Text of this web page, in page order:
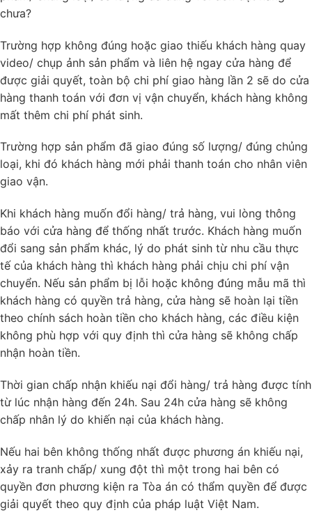
chưa?
Trường hợp không đúng hoặc giao thiếu khách hàng quay
video/ chụp ảnh sản phẩm và liên hệ ngay cửa hàng để
được giải quyết, toàn bộ chi phí giao hàng lần 2 sẽ do cửa
hàng thanh toán với đơn vị vận chuyển, khách hàng không
mất thêm chi phí phát sinh.
Trường hợp sản phẩm đã giao đúng số lượng/ đúng chủng
loại, khi đó khách hàng mới phải thanh toán cho nhân viên
giao vận.
Khi khách hàng muốn đổi hàng/ trả hàng, vui lòng thông
báo với cửa hàng để thống nhất trước. Khách hàng muốn
đổi sang sản phẩm khác, lý do phát sinh từ nhu cầu thực
tế của khách hàng thì khách hàng phải chịu chi phí vận
chuyển. Nếu sản phẩm bị lỗi hoặc không đúng mẫu mã thì
khách hàng có quyền trả hàng, cửa hàng sẽ hoàn lại tiền
theo chính sách hoàn tiền cho khách hàng, các điều kiện
không phù hợp với quy định thì cửa hàng sẽ không chấp
nhận hoàn tiền.
Thời gian chấp nhận khiếu nại đổi hàng/ trả hàng được tính
từ lúc nhận hàng đến 24h. Sau 24h cửa hàng sẽ không
chấp nhân lý do khiến nại của khách hàng.
Nếu hai bên không thống nhất được phương án khiếu nại,
xảy ra tranh chấp/ xung đột thì một trong hai bên có
quyền đơn phương kiện ra Tòa án có thẩm quyền để được
giải quyết theo quy định của pháp luật Việt Nam.